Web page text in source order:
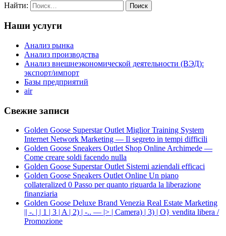
Найти:
Наши услуги
Анализ рынка
Анализ производства
Анализ внешнеэкономической деятельности (ВЭД):
экспорт/импорт
Базы предприятий
air
Свежие записи
Golden Goose Superstar Outlet Miglior Training System
Internet Network Marketing — Il segreto in tempi difficili
Golden Goose Sneakers Outlet Shop Online Archimede —
Come creare soldi facendo nulla
Golden Goose Superstar Outlet Sistemi aziendali efficaci
Golden Goose Sneakers Outlet Online Un piano
collateralized 0 Passo per quanto riguarda la liberazione
finanziaria
Golden Goose Deluxe Brand Venezia Real Estate Marketing
|| -. | | 1 | 3 | A | 2) | -.. — |> | Camera) | 3) | O} vendita libera /
Promozione